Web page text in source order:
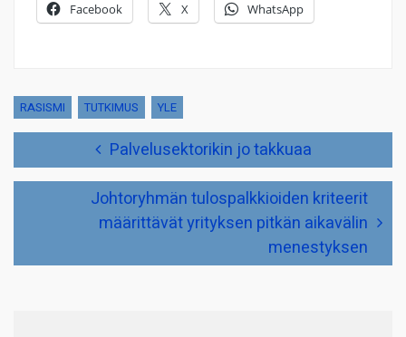
Facebook X WhatsApp
RASISMI TUTKIMUS YLE
Palvelusektorikin jo takkuaa
Johtoryhmän tulospalkkioiden kriteerit
määrittävät yrityksen pitkän aikavälin
menestyksen